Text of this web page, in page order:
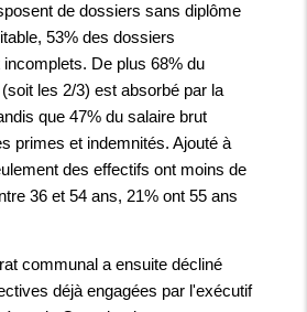
de dossiers sans diplôme
53% des dossiers
De plus 68% du
les 2/3) est absorbé par la
que 47% du salaire brut
primes et indemnités. Ajouté à
des effectifs ont moins de
36 et 54 ans, 21% ont 55 ans
communal a ensuite décliné
déjà engagées par l'exécutif